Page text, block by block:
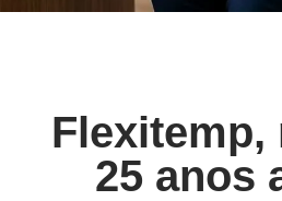
Flexitemp,
25 anos